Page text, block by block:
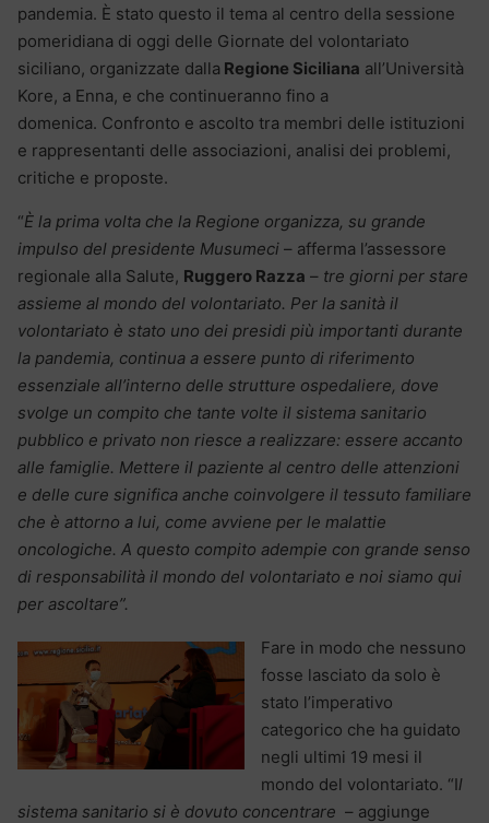
pandemia. È stato questo il tema al centro della sessione
pomeridiana di oggi delle Giornate del volontariato
siciliano, organizzate dalla Regione Siciliana all’Università
Kore, a Enna, e che continueranno fino a
domenica. Confronto e ascolto tra membri delle istituzioni
e rappresentanti delle associazioni, analisi dei problemi,
critiche e proposte.
“È la prima volta che la Regione organizza, su grande
impulso del presidente Musumeci – afferma l’assessore
regionale alla Salute, Ruggero Razza – tre giorni per stare
assieme al mondo del volontariato. Per la sanità il
volontariato è stato uno dei presidi più importanti durante
la pandemia, continua a essere punto di riferimento
essenziale all’interno delle strutture ospedaliere, dove
svolge un compito che tante volte il sistema sanitario
pubblico e privato non riesce a realizzare: essere accanto
alle famiglie. Mettere il paziente al centro delle attenzioni
e delle cure significa anche coinvolgere il tessuto familiare
che è attorno a lui, come avviene per le malattie
oncologiche. A questo compito adempie con grande senso
di responsabilità il mondo del volontariato e noi siamo qui
per ascoltare”.
Fare in modo che nessuno
fosse lasciato da solo è
stato l’imperativo
categorico che ha guidato
negli ultimi 19 mesi il
mondo del volontariato. “Il
sistema sanitario si è dovuto concentrare – aggiunge